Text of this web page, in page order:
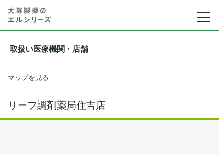
取扱い医療機関・店舗
マップを見る
リーフ調剤薬局住吉店